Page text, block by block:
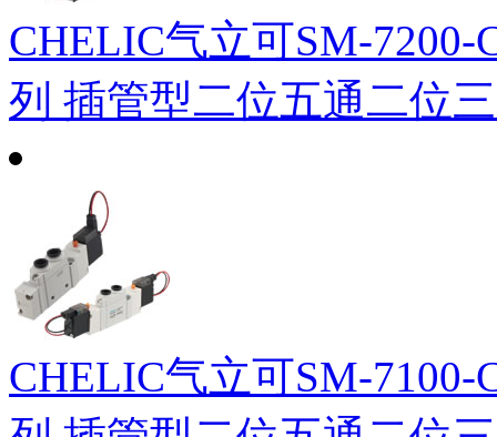
CHELIC气立可SM-7200-
列 插管型二位五通二位
CHELIC气立可SM-7100-